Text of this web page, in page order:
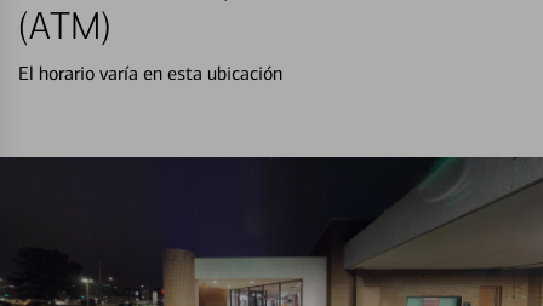
(ATM)
El horario varía en esta ubicación